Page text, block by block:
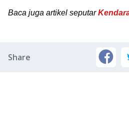
Baca juga artikel seputar
Share